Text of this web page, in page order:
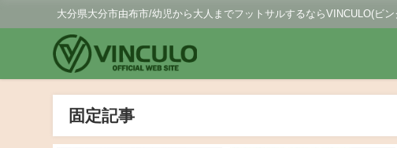
大分県大分市由布市/幼児から大人までフットサルするならVINCULO(ビン
固定記事